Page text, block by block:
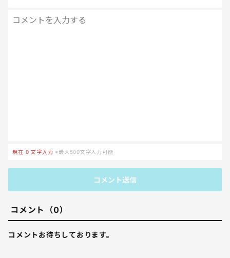
現在 0 文字入力 ※最大500文字入力可能
コメント送信
コメント（0）
コメントお待ちしております。